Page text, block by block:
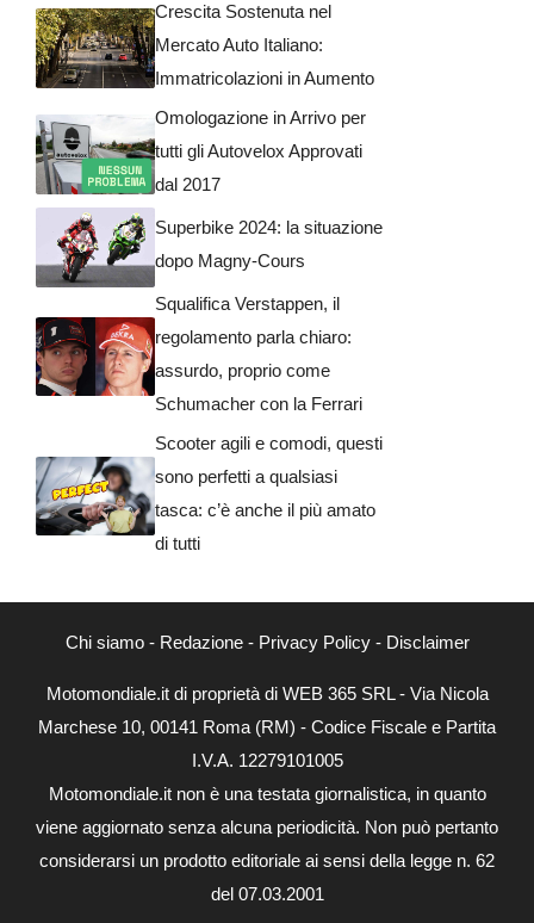
Crescita Sostenuta nel
Mercato Auto Italiano:
Immatricolazioni in Aumento
Omologazione in Arrivo per
tutti gli Autovelox Approvati
dal 2017
Superbike 2024: la situazione
dopo Magny-Cours
Squalifica Verstappen, il
regolamento parla chiaro:
assurdo, proprio come
Schumacher con la Ferrari
Scooter agili e comodi, questi
sono perfetti a qualsiasi
tasca: c’è anche il più amato
di tutti
Chi siamo- Redazione- Privacy Policy- Disclaimer
Motomondiale.it di proprietà di WEB 365 SRL - Via Nicola
Marchese 10, 00141 Roma (RM) - Codice Fiscale e Partita
I.V.A. 12279101005
Motomondiale.it non è una testata giornalistica, in quanto
viene aggiornato senza alcuna periodicità. Non può pertanto
considerarsi un prodotto editoriale ai sensi della legge n. 62
del 07.03.2001